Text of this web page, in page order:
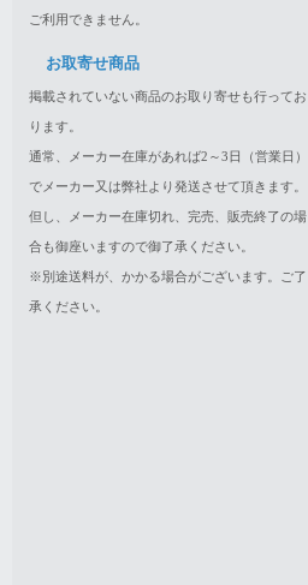
ご利用できません。
お取寄せ商品
掲載されていない商品のお取り寄せも行ってお
ります。
通常、メーカー在庫があれば2～3日（営業日）
でメーカー又は弊社より発送させて頂きます。
但し、メーカー在庫切れ、完売、販売終了の場
合も御座いますので御了承ください。
※別途送料が、かかる場合がございます。ご了
承ください。